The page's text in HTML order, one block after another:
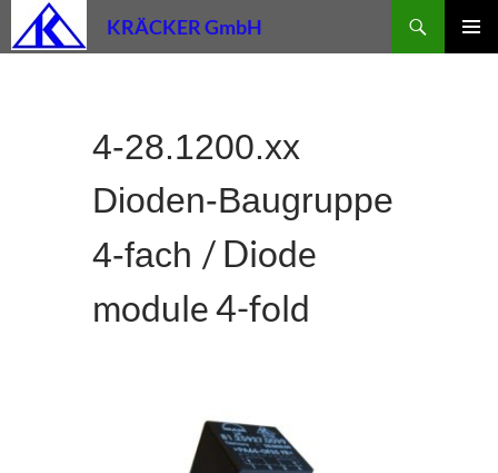
Inhalt
KRÄCKER GmbH
Suchen
4-28.1200.xx
Dioden-Baugruppe
4-fach / Diode
module 4-fold